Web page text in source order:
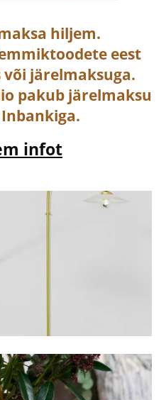
hiljem.
eest
või järelmaksuga.
pakub järelmaksu
infot